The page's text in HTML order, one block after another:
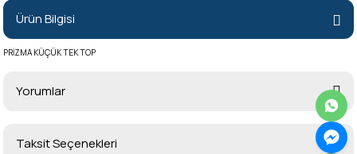
Ürün Bilgisi
PRİZMA KÜÇÜK TEK TOP
Yorumlar
Taksit Seçenekleri